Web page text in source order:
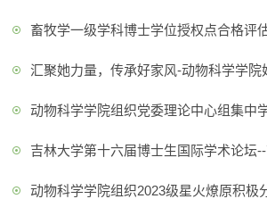
畜牧学一级学科博士学位授权点合格评
汇聚她力量，传承好家风-动物科学学院
动物科学学院组织党委理论中心组集中
吉林大学第十六届博士生国际学术论坛
动物科学学院组织2023级星火燎原积极